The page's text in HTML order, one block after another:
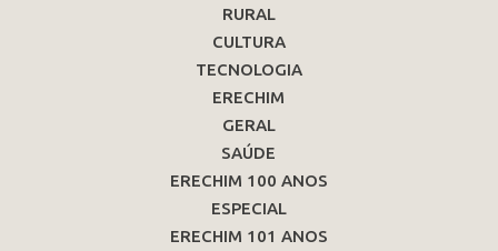
RURAL
CULTURA
TECNOLOGIA
ERECHIM
GERAL
SAÚDE
ERECHIM 100 ANOS
ESPECIAL
ERECHIM 101 ANOS